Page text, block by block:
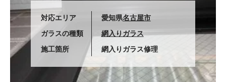
対応エリア 愛知県名古屋市
ガラスの種類
網入りガラス
施工箇所
網入りガラス修理